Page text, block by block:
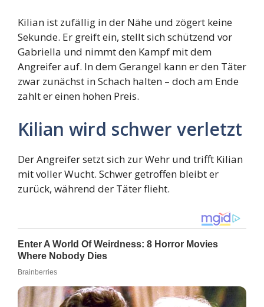
Kilian ist zufällig in der Nähe und zögert keine
Sekunde. Er greift ein, stellt sich schützend vor
Gabriella und nimmt den Kampf mit dem
Angreifer auf. In dem Gerangel kann er den Täter
zwar zunächst in Schach halten – doch am Ende
zahlt er einen hohen Preis.
Kilian wird schwer verletzt
Der Angreifer setzt sich zur Wehr und trifft Kilian
mit voller Wucht. Schwer getroffen bleibt er
zurück, während der Täter flieht.